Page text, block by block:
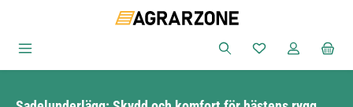
Du har 0 objekt i